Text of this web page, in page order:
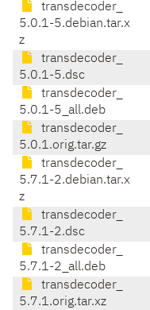
transdecoder_
5.0.1-5.debian.tar.x
z
transdecoder_
5.0.1-5.dsc
transdecoder_
5.0.1-5_all.deb
transdecoder_
5.0.1.orig.tar.gz
transdecoder_
5.7.1-2.debian.tar.x
z
transdecoder_
5.7.1-2.dsc
transdecoder_
5.7.1-2_all.deb
transdecoder_
5.7.1.orig.tar.xz